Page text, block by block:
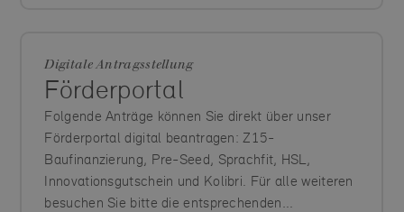
Digitale Antragsstellung
Förderportal
Folgende Anträge können Sie direkt über unser
Förderportal digital beantragen: Z15-
Baufinanzierung, Pre-Seed, Sprachfit, HSL,
Innovationsgutschein und Kolibri. Für alle weiteren
besuchen Sie bitte die entsprechenden